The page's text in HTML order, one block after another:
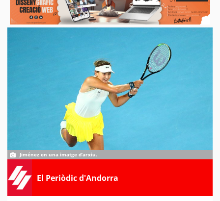
Jiménez en una imatge d’arxiu.
El Periòdic d'Andorra